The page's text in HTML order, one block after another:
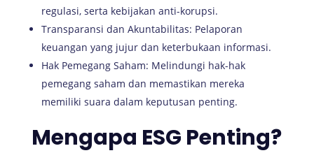
regulasi, serta kebijakan anti-korupsi.
Transparansi dan Akuntabilitas: Pelaporan
keuangan yang jujur dan keterbukaan informasi.
Hak Pemegang Saham: Melindungi hak-hak
pemegang saham dan memastikan mereka
memiliki suara dalam keputusan penting.
Mengapa ESG Penting?